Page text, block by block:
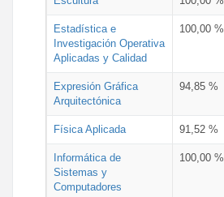
Estadística e
Investigación Operativa
Aplicadas y Calidad
100,00 %
Expresión Gráfica
Arquitectónica
94,85 %
Física Aplicada 91,52 %
Informática de
Sistemas y
Computadores
100,00 %